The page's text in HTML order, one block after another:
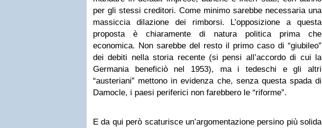
per gli stessi creditori. Come minimo sarebbe necessaria una
massiccia dilazione dei rimborsi. L’opposizione a questa
proposta è chiaramente di natura politica prima che
economica. Non sarebbe del resto il primo caso di “giubileo”
dei debiti nella storia recente (si pensi all’accordo di cui la
Germania beneficiò nel 1953), ma i tedeschi e gli altri
“austeriani” mettono in evidenza che, senza questa spada di
Damocle, i paesi periferici non farebbero le “riforme”.
E da qui però scaturisce un’argomentazione persino più solida